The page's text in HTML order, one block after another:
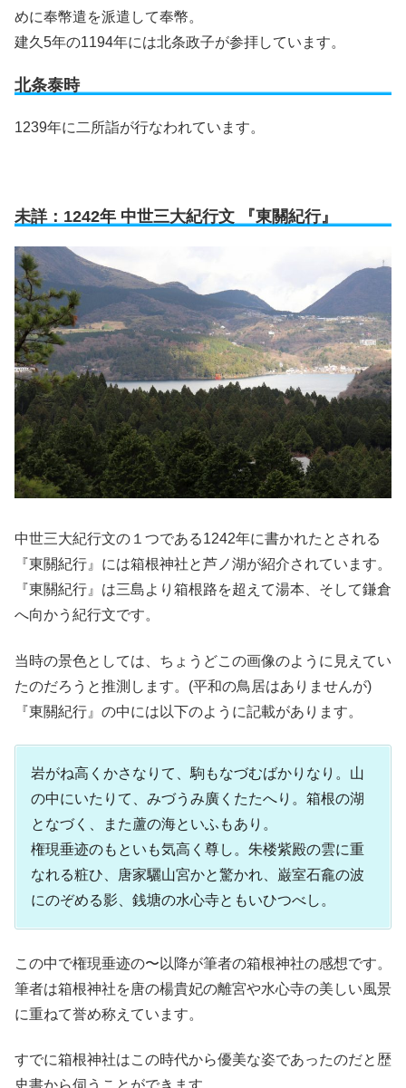
めに奉幣遣を派遣して奉幣。
建久5年の1194年には北条政子が参拝しています。
北条泰時
1239年に二所詣が行なわれています。
未詳：1242年 中世三大紀行文 『東關紀行』
中世三大紀行文の１つである1242年に書かれたとされる
『東關紀行』には箱根神社と芦ノ湖が紹介されています。
『東關紀行』は三島より箱根路を超えて湯本、そして鎌倉
へ向かう紀行文です。
当時の景色としては、ちょうどこの画像のように見えてい
たのだろうと推測します。(平和の鳥居はありませんが)
『東關紀行』の中には以下のように記載があります。
岩がね高くかさなりて、駒もなづむばかりなり。山
の中にいたりて、みづうみ廣くたたへり。箱根の湖
となづく、また蘆の海といふもあり。
権現垂迹のもといも気高く尊し。朱楼紫殿の雲に重
なれる粧ひ、唐家驪山宮かと驚かれ、巌室石龕の波
にのぞめる影、銭塘の水心寺ともいひつべし。
この中で権現垂迹の〜以降が筆者の箱根神社の感想です。
筆者は箱根神社を唐の楊貴妃の離宮や水心寺の美しい風景
に重ねて誉め称えています。
すでに箱根神社はこの時代から優美な姿であったのだと歴